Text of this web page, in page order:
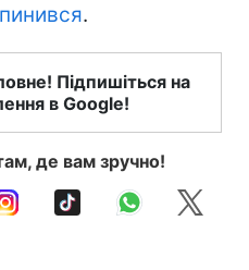
.
Підпишіться на
в Google!
де вам зручно!